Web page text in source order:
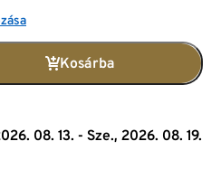
Kosárba
08. 13. - Sze., 2026. 08. 19.